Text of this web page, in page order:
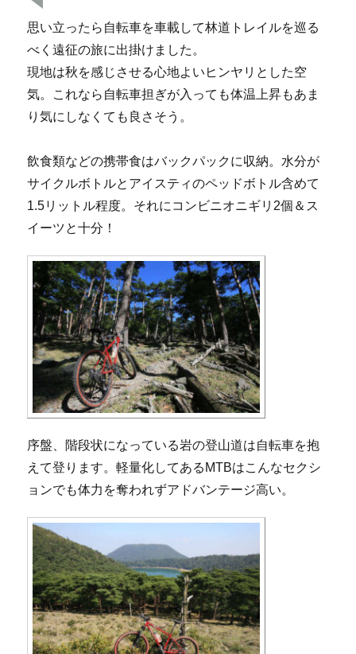
思い立ったら自転車を車載して林道トレイルを巡る
べく遠征の旅に出掛けました。
現地は秋を感じさせる心地よいヒンヤリとした空
気。これなら自転車担ぎが入っても体温上昇もあま
り気にしなくても良さそう。
飲食類などの携帯食はバックパックに収納。水分が
サイクルボトルとアイスティのペッドボトル含めて
1.5リットル程度。それにコンビニオニギリ2個＆ス
イーツと十分！
序盤、階段状になっている岩の登山道は自転車を抱
えて登ります。軽量化してあるMTBはこんなセクシ
ョンでも体力を奪われずアドバンテージ高い。